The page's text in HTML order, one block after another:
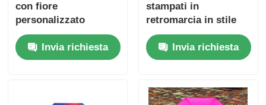
con fiore
personalizzato
Invia richiesta
stampati in
retromarcia in stile
cinese
Invia richiesta